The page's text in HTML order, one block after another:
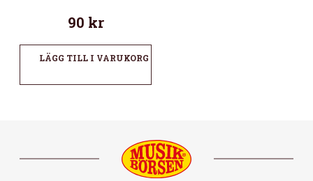
90 kr
LÄGG TILL I VARUKORG